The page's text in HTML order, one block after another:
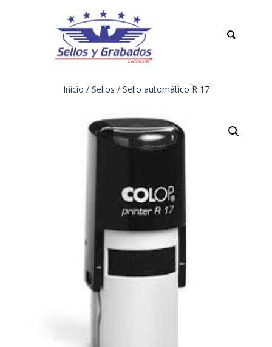
Inicio / Sellos / Sello automático R 17